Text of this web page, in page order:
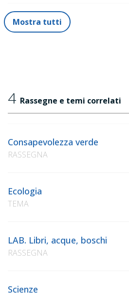
Mostra tutti
4 Rassegne e temi correlati
Consapevolezza verde
RASSEGNA
Ecologia
TEMA
LAB. Libri, acque, boschi
RASSEGNA
Scienze